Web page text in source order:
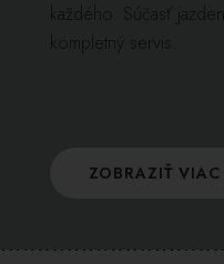
každého. Súčasť
kompletný servis.
ZOBRAZIŤ VIAC